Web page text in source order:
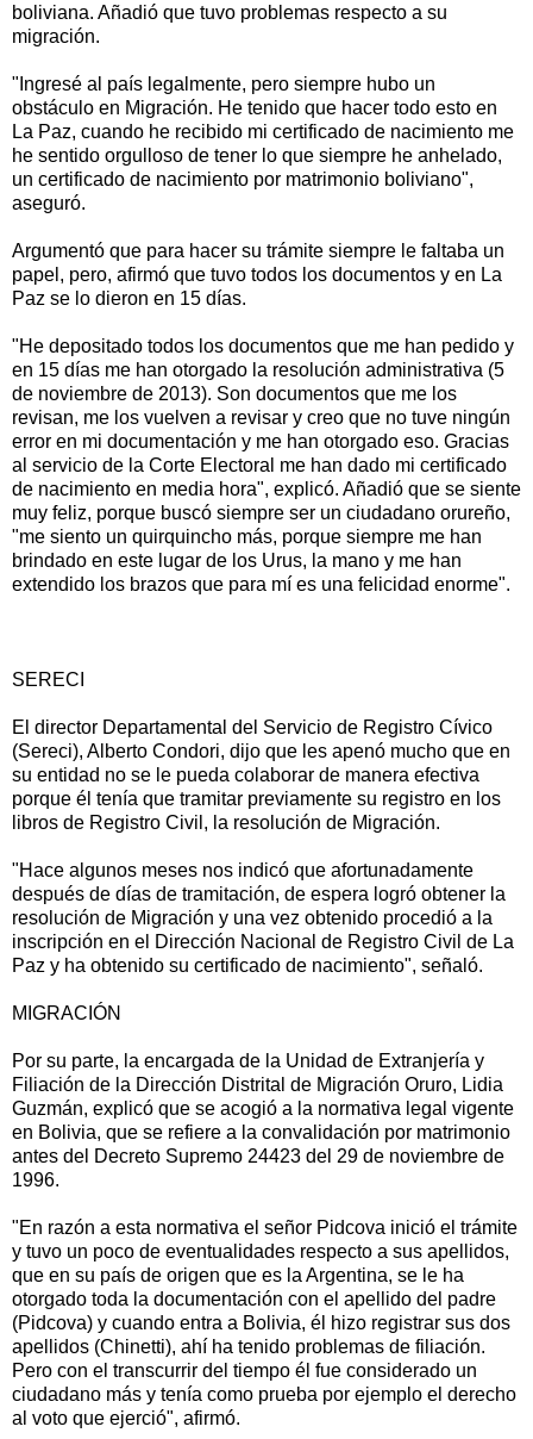
boliviana. Añadió que tuvo problemas respecto a su
migración.
"Ingresé al país legalmente, pero siempre hubo un
obstáculo en Migración. He tenido que hacer todo esto en
La Paz, cuando he recibido mi certificado de nacimiento me
he sentido orgulloso de tener lo que siempre he anhelado,
un certificado de nacimiento por matrimonio boliviano",
aseguró.
Argumentó que para hacer su trámite siempre le faltaba un
papel, pero, afirmó que tuvo todos los documentos y en La
Paz se lo dieron en 15 días.
"He depositado todos los documentos que me han pedido y
en 15 días me han otorgado la resolución administrativa (5
de noviembre de 2013). Son documentos que me los
revisan, me los vuelven a revisar y creo que no tuve ningún
error en mi documentación y me han otorgado eso. Gracias
al servicio de la Corte Electoral me han dado mi certificado
de nacimiento en media hora", explicó. Añadió que se siente
muy feliz, porque buscó siempre ser un ciudadano orureño,
"me siento un quirquincho más, porque siempre me han
brindado en este lugar de los Urus, la mano y me han
extendido los brazos que para mí es una felicidad enorme".
SERECI
El director Departamental del Servicio de Registro Cívico
(Sereci), Alberto Condori, dijo que les apenó mucho que en
su entidad no se le pueda colaborar de manera efectiva
porque él tenía que tramitar previamente su registro en los
libros de Registro Civil, la resolución de Migración.
"Hace algunos meses nos indicó que afortunadamente
después de días de tramitación, de espera logró obtener la
resolución de Migración y una vez obtenido procedió a la
inscripción en el Dirección Nacional de Registro Civil de La
Paz y ha obtenido su certificado de nacimiento", señaló.
MIGRACIÓN
Por su parte, la encargada de la Unidad de Extranjería y
Filiación de la Dirección Distrital de Migración Oruro, Lidia
Guzmán, explicó que se acogió a la normativa legal vigente
en Bolivia, que se refiere a la convalidación por matrimonio
antes del Decreto Supremo 24423 del 29 de noviembre de
1996.
"En razón a esta normativa el señor Pidcova inició el trámite
y tuvo un poco de eventualidades respecto a sus apellidos,
que en su país de origen que es la Argentina, se le ha
otorgado toda la documentación con el apellido del padre
(Pidcova) y cuando entra a Bolivia, él hizo registrar sus dos
apellidos (Chinetti), ahí ha tenido problemas de filiación.
Pero con el transcurrir del tiempo él fue considerado un
ciudadano más y tenía como prueba por ejemplo el derecho
al voto que ejerció", afirmó.